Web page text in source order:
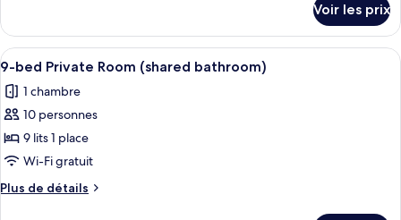
Budget
Twin
Room
(shared
bathroom)
le
type
de
Budget
Twin
(shared
bathroom)
Voir les prix
Afficher
toutes
les
photos
pour
ce
type
de
Une chambre de dortoir avec des
6
9-bed Private Room (shared bathroom)
1 chambre
10 personnes
9 lits 1 place
Wi-Fi gratuit
Plus de détails
Plus